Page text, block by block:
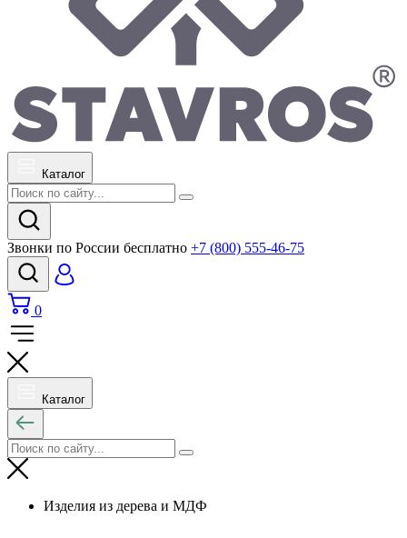
Каталог
Звонки по России бесплатно +7 (800) 555-46-75
0
Каталог
Изделия из дерева и МДФ